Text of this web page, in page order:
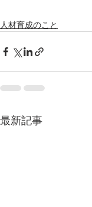
人材育成のこと
最新記事